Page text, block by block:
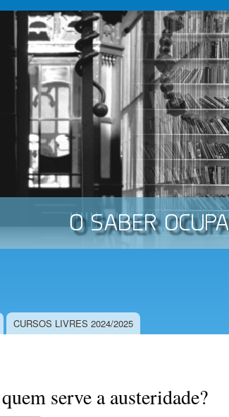
Passar
para o
conteúdo
principal
CURSOS LIVRES 2024/2025
serve a austeridade?